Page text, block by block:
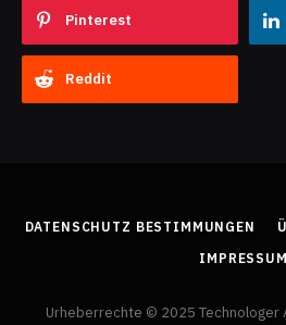
Pinterest
Reddit
DATENSCHUTZ BESTIMMUNGEN
IMPRESSUM
Urheberrechte © 2025 Technologer